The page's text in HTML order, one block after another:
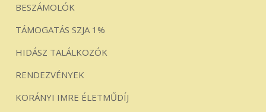
BESZÁMOLÓK
TÁMOGATÁS SZJA 1%
HIDÁSZ TALÁLKOZÓK
RENDEZVÉNYEK
KORÁNYI IMRE ÉLETMŰDÍJ